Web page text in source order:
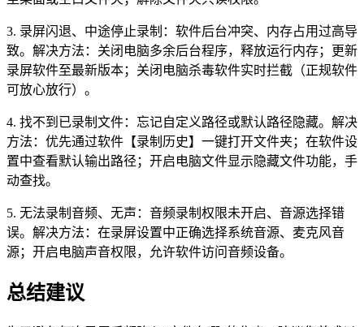
3. 录屏闪退、中途停止录制：软件后台冲突、内存占用过高导
致。解决方法：关闭电脑多余后台程序，释放运行内存；更新
录屏软件至最新版本；关闭电脑杀毒软件实时拦截（正规软件
可放心放行）。
4. 找不到已录制文件：忘记自定义路径或默认路径隐藏。解决
方法：优先通过软件【录制历史】一键打开文件夹；在软件设
置中查看默认输出路径；开启电脑文件显示隐藏文件功能，手
动查找。
5. 无法录制音频、无声：音频录制权限未开启、音源选择错
误。解决方法：在录屏设置中正确选择系统音源、麦克风音
源；开启电脑声音权限，允许软件访问音频设备。
总结建议